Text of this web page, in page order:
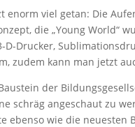
enorm viel getan: Die
die „Young World“
D-Drucker,
zudem kann man jetzt
der
schräg angeschaut zu
ebenso wie die neuesten